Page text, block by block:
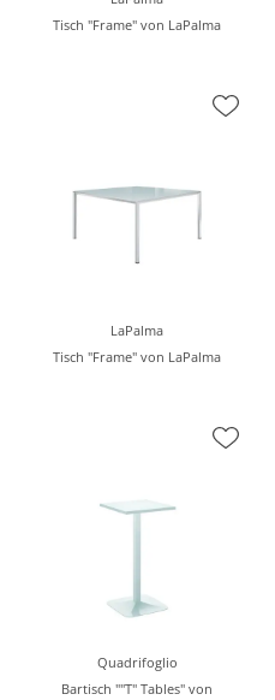
Tisch "Frame" von LaPalma
LaPalma
Tisch "Frame" von LaPalma
Quadrifoglio
Bartisch ""T" Tables" von